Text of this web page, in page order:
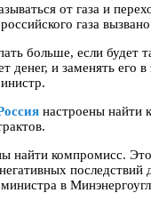
от газа и
газа
больше, если будет
денег, и заменять его
настроены найти
найти компромисс.
в